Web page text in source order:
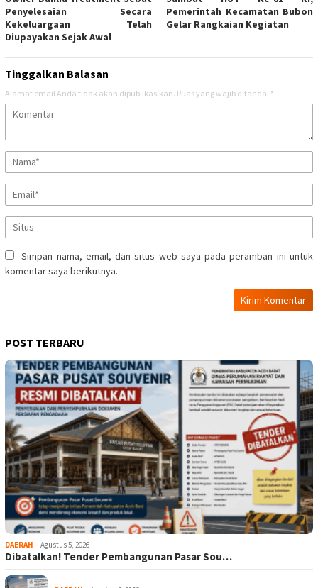
Penyelesaian Secara
Kekeluargaan Telah
Diupayakan Sejak Awal
Pemerintah Kecamatan Bubon
Gelar Rangkaian Kegiatan
Tinggalkan Balasan
Alamat email Anda tidak akan dipublikasikan. Ruas yang wajib ditandai *
Simpan nama, email, dan situs web saya pada peramban ini untuk
komentar saya berikutnya.
POST TERBARU
DAERAH Agustus 5, 2026
Dibatalkan! Tender Pembangunan Pasar Sou…